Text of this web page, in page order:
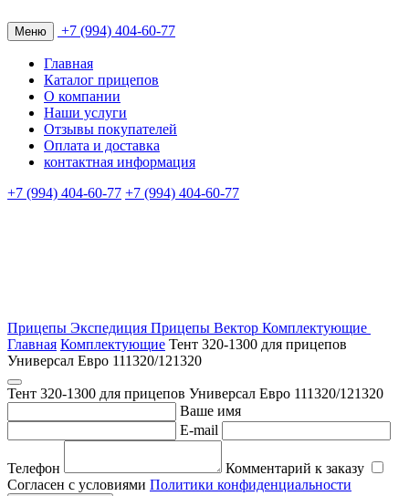
Меню +7 (994) 404-60-77
Главная
Каталог прицепов
О компании
Наши услуги
Отзывы покупателей
Оплата и доставка
контактная информация
+7 (994) 404-60-77 +7 (994) 404-60-77
Прицепы Экспедиция Прицепы Вектор Комплектующие
Главная Комплектующие Тент 320-1300 для прицепов
Универсал Евро 111320/121320
Тент 320-1300 для прицепов Универсал Евро 111320/121320
Ваше имя
E-mail
Телефон
Комментарий к заказу
Согласен с условиями Политики конфиденциальности